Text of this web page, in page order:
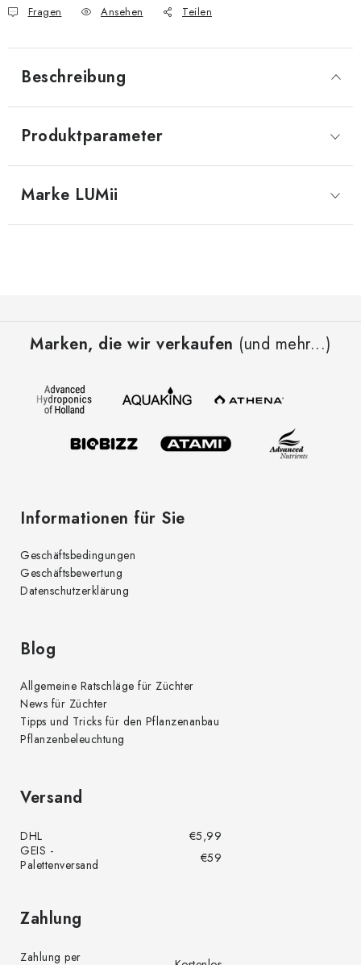
Fragen Ansehen Teilen
Beschreibung
Produktparameter
Marke LUMii
Marken, die wir verkaufen (und mehr...)
Informationen für Sie
Geschäftsbedingungen
Geschäftsbewertung
Datenschutzerklärung
Blog
Allgemeine Ratschläge für Züchter
News für Züchter
Tipps und Tricks für den Pflanzenanbau
Pflanzenbeleuchtung
Versand
DHL
€5,99
GEIS -
Palettenversand
€59
Zahlung
Zahlung per